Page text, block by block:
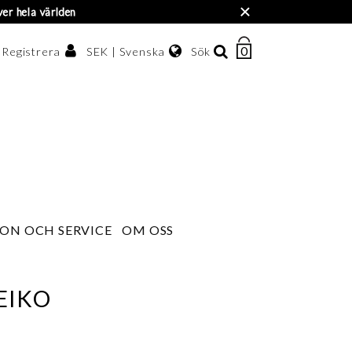
hela världen ×
OCH SERVICE OM OSS
SEK | Svenska Sök
ANTAL
0